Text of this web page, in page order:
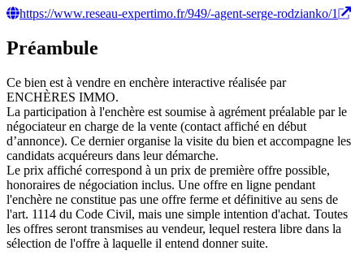
https://www.reseau-expertimo.fr/949/-agent-serge-rodzianko/1
Préambule
Ce bien est à vendre en enchère interactive réalisée par
ENCHÈRES IMMO.
La participation à l'enchère est soumise à agrément préalable par le
négociateur en charge de la vente (contact affiché en début
d’annonce). Ce dernier organise la visite du bien et accompagne les
candidats acquéreurs dans leur démarche.
Le prix affiché correspond à un prix de première offre possible,
honoraires de négociation inclus. Une offre en ligne pendant
l'enchère ne constitue pas une offre ferme et définitive au sens de
l'art. 1114 du Code Civil, mais une simple intention d'achat. Toutes
les offres seront transmises au vendeur, lequel restera libre dans la
sélection de l'offre à laquelle il entend donner suite.